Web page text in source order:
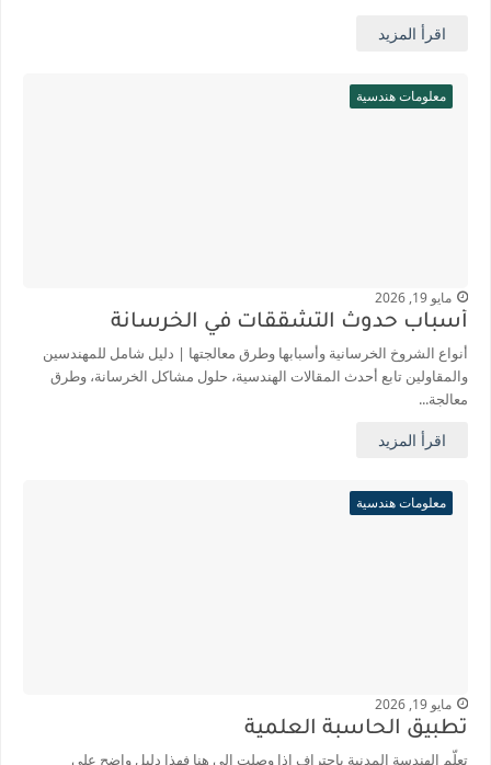
اقرأ المزيد
معلومات هندسية
مايو 19, 2026
أسباب حدوث التشققات في الخرسانة
أنواع الشروخ الخرسانية وأسبابها وطرق معالجتها | دليل شامل للمهندسين
والمقاولين تابع أحدث المقالات الهندسية، حلول مشاكل الخرسانة، وطرق
معالجة...
اقرأ المزيد
معلومات هندسية
مايو 19, 2026
تطبيق الحاسبة العلمية
تعلّم الهندسة المدنية باحتراف اذا وصلت إلى هنا فهذا دليل واضح على